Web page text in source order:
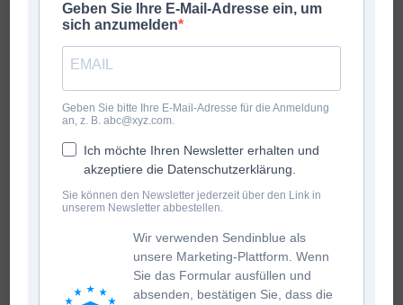
Geben Sie Ihre E-Mail-Adresse ein, um
sich anzumelden
Geben Sie bitte Ihre E-Mail-Adresse für die Anmeldung
an, z. B. abc@xyz.com.
Ich möchte Ihren Newsletter erhalten und
akzeptiere die Datenschutzerklärung.
Sie können den Newsletter jederzeit über den Link in
unserem Newsletter abbestellen.
Wir verwenden Sendinblue als
unsere Marketing-Plattform. Wenn
Sie das Formular ausfüllen und
absenden, bestätigen Sie, dass die